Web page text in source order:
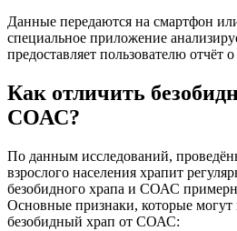
Данные передаются на смартфон
специальное приложение
предоставляет пользователю отчёт о
Как отличить
СОАС?
По данным исследований,
взрослого населения храпит
безобидного храпа и СОАС
Основные признаки, которые могут
безобидный храп от СОАС: